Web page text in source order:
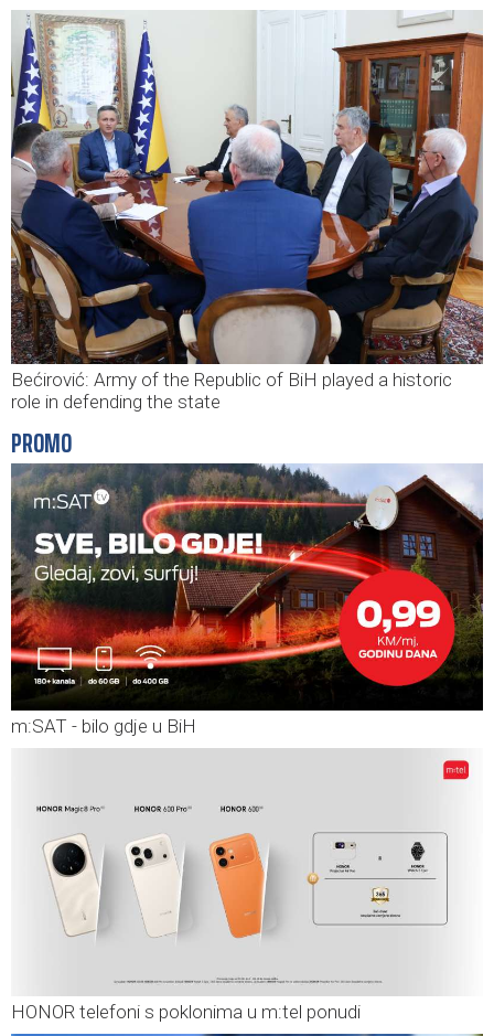
Bećirović: Army of the Republic of BiH played a historic
role in defending the state
PROMO
m:SAT - bilo gdje u BiH
HONOR telefoni s poklonima u m:tel ponudi